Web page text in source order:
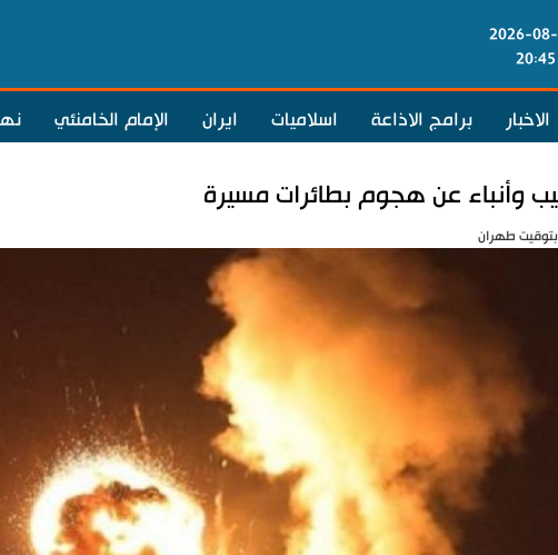
20:45
الاخبار برامج الاذاعة اسلاميات ايران الإمام الخامنئي
وأنباء عن هجوم بطائرات مسيرة